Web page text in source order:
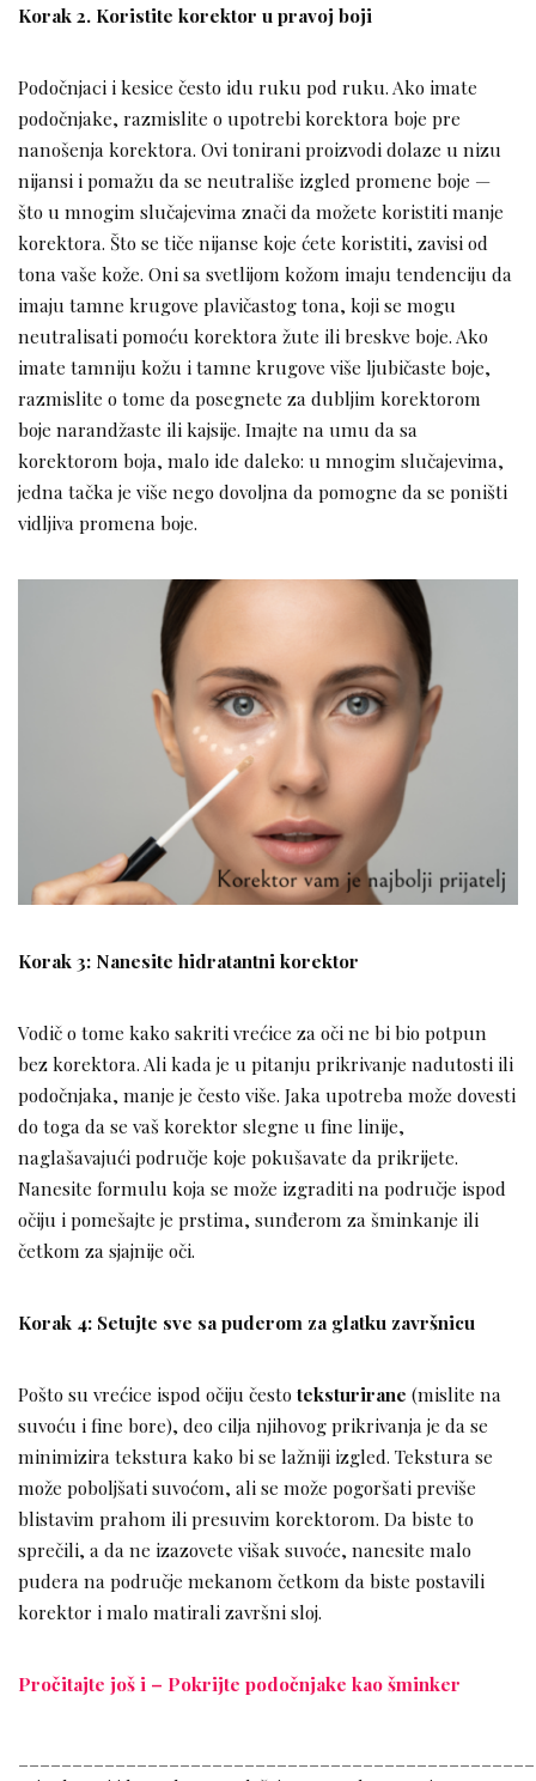
Korak 2. Koristite korektor u pravoj boji
Podočnjaci i kesice često idu ruku pod ruku. Ako imate
podočnjake, razmislite o upotrebi korektora boje pre
nanošenja korektora. Ovi tonirani proizvodi dolaze u nizu
nijansi i pomažu da se neutrališe izgled promene boje —
što u mnogim slučajevima znači da možete koristiti manje
korektora. Što se tiče nijanse koje ćete koristiti, zavisi od
tona vaše kože. Oni sa svetlijom kožom imaju tendenciju da
imaju tamne krugove plavičastog tona, koji se mogu
neutralisati pomoću korektora žute ili breskve boje. Ako
imate tamniju kožu i tamne krugove više ljubičaste boje,
razmislite o tome da posegnete za dubljim korektorom
boje narandžaste ili kajsije. Imajte na umu da sa
korektorom boja, malo ide daleko: u mnogim slučajevima,
jedna tačka je više nego dovoljna da pomogne da se poništi
vidljiva promena boje.
Korak 3: Nanesite hidratantni korektor
Vodič o tome kako sakriti vrećice za oči ne bi bio potpun
bez korektora. Ali kada je u pitanju prikrivanje nadutosti ili
podočnjaka, manje je često više. Jaka upotreba može dovesti
do toga da se vaš korektor slegne u fine linije,
naglašavajući područje koje pokušavate da prikrijete.
Nanesite formulu koja se može izgraditi na područje ispod
očiju i pomešajte je prstima, sunđerom za šminkanje ili
četkom za sjajnije oči.
Korak 4: Setujte sve sa puderom za glatku završnicu
Pošto su vrećice ispod očiju čestoteksturirane (mislite na
suvoću i fine bore), deo cilja njihovog prikrivanja je da se
minimizira tekstura kako bi se lažniji izgled. Tekstura se
može poboljšati suvoćom, ali se može pogoršati previše
blistavim prahom ili presuvim korektorom. Da biste to
sprečili, a da ne izazovete višak suvoće, nanesite malo
pudera na područje mekanom četkom da biste postavili
korektor i malo matirali završni sloj.
Pročitajte još i – Pokrijte podočnjake kao šminker